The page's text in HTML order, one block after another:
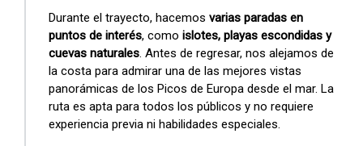
Durante el trayecto, hacemosvarias paradas en
puntos de interés, comoislotes, playas escondidas y
cuevas naturales. Antes de regresar, nos alejamos de
la costa para admirar una de las mejores vistas
panorámicas de los Picos de Europa desde el mar. La
ruta es apta para todos los públicos y no requiere
experiencia previa ni habilidades especiales.